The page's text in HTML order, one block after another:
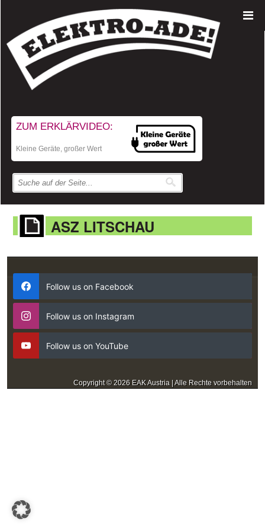
ZUM ERKLÄRVIDEO:
Kleine Geräte, großer Wert
ASZ LITSCHAU
Follow us on Facebook
Follow us on Instagram
Follow us on YouTube
Copyright © 2026 EAK Austria | Alle Rechte vorbehalten